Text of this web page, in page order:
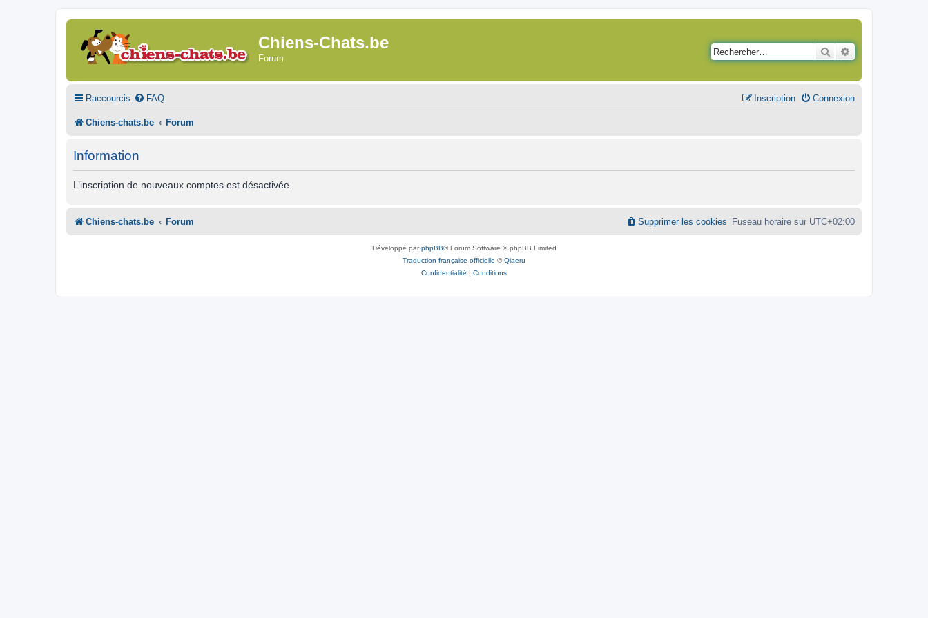
Chiens-Chats.be
Forum
Rechercher
Raccourcis FAQ Connexion
Inscription
Chiens-chats.be Forum
Information
L’inscription de nouveaux comptes est désactivée.
Chiens-chats.be Forum Fuseau horaire sur UTC+02:00
Supprimer les cookies
Développé parphpBB® Forum Software © phpBB Limited
Traduction française officielle ©Qiaeru
Confidentialité | Conditions